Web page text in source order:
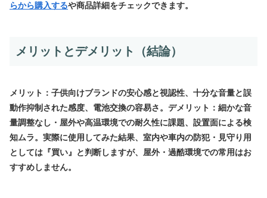
らから購入するや商品詳細をチェックできます。
メリットとデメリット（結論）
メリット：子供向けブランドの安心感と視認性、十分な音量と誤
動作抑制された感度、電池交換の容易さ。デメリット：細かな音
量調整なし・屋外や高温環境での耐久性に課題、設置面による検
知ムラ。実際に使用してみた結果、室内や車内の防犯・見守り用
としては『買い』と判断しますが、屋外・過酷環境での常用はお
すすめしません。